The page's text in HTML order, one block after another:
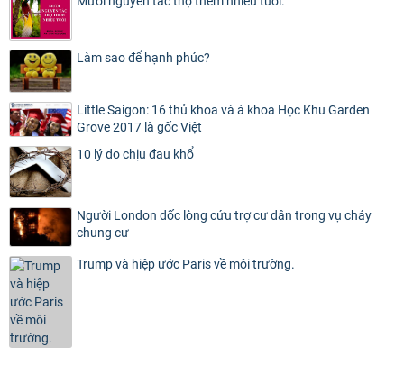
Làm sao để hạnh phúc?
Little Saigon: 16 thủ khoa và á khoa Học Khu Garden
Grove 2017 là gốc Việt
10 lý do chịu đau khổ
Người London dốc lòng cứu trợ cư dân trong vụ cháy
chung cư
Trump và hiệp ước Paris về môi trường.